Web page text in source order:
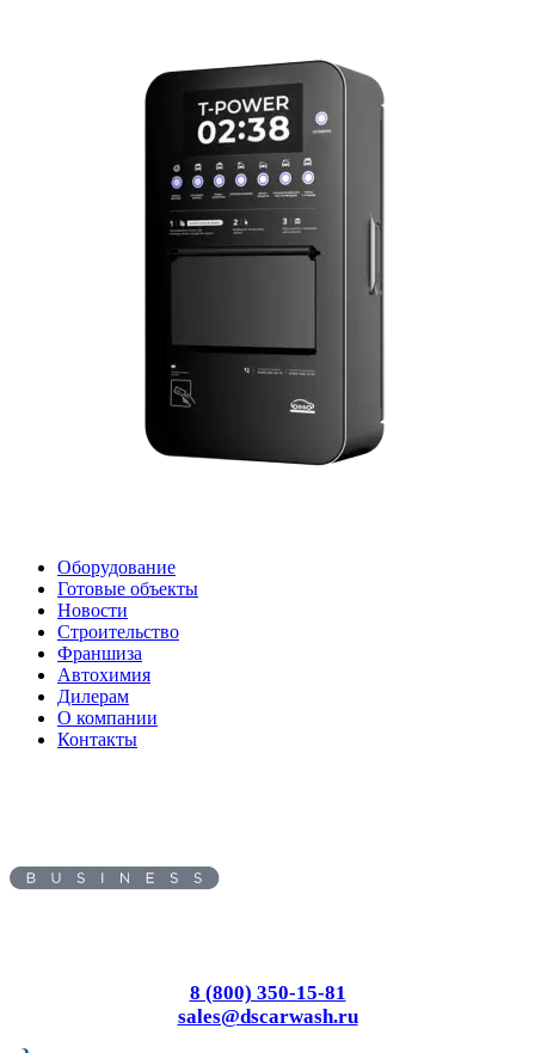
Оборудование
Готовые объекты
Новости
Строительство
Франшиза
Автохимия
Дилерам
О компании
Контакты
8 (800) 350-15-81
sales@dscarwash.ru